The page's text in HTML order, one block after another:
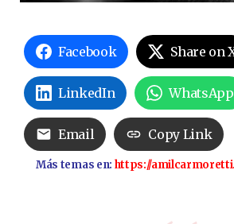
Facebook Share on
LinkedIn WhatsApp
Email Copy Link
Más temas en: https://